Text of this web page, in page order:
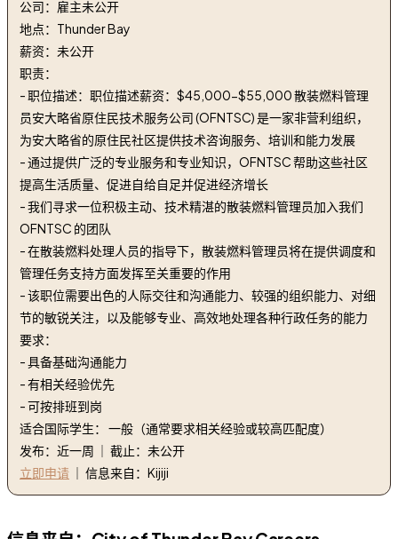
公司：雇主未公开
地点：Thunder Bay
薪资：未公开
职责：
- 职位描述：职位描述薪资：$45,000-$55,000 散装燃料管理
员安大略省原住民技术服务公司 (OFNTSC) 是一家非营利组织，
为安大略省的原住民社区提供技术咨询服务、培训和能力发展
- 通过提供广泛的专业服务和专业知识，OFNTSC 帮助这些社区
提高生活质量、促进自给自足并促进经济增长
- 我们寻求一位积极主动、技术精湛的散装燃料管理员加入我们
OFNTSC 的团队
- 在散装燃料处理人员的指导下，散装燃料管理员将在提供调度和
管理任务支持方面发挥至关重要的作用
- 该职位需要出色的人际交往和沟通能力、较强的组织能力、对细
节的敏锐关注，以及能够专业、高效地处理各种行政任务的能力
要求：
- 具备基础沟通能力
- 有相关经验优先
- 可按排班到岗
适合国际学生： 一般（通常要求相关经验或较高匹配度）
发布：近一周 ｜ 截止：未公开
立即申请 ｜ 信息来自：Kijiji